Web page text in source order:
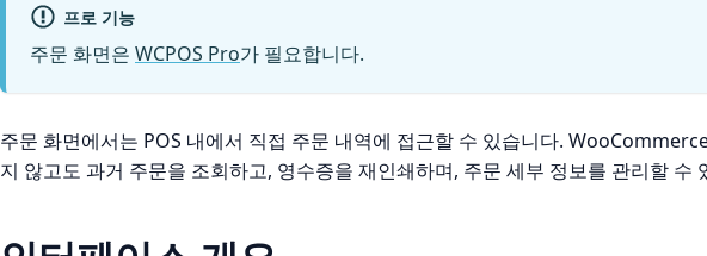
프로 기능
주문 화면은 WCPOS Pro가 필요합니다.
주문 화면에서는 POS 내에서 직접 주문 내역에 접근할 수 있습니다.
지 않고도 과거 주문을 조회하고, 영수증을 재인쇄하며, 주문 세부 정보를 관리할 수